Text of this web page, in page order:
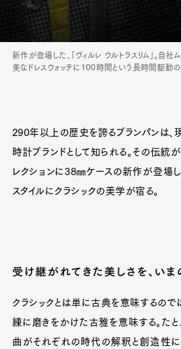
新作が登場した、「ヴィルレ ウルトラスリム」。自社
美なドレスウォッチに100時間という長時間駆動の
290年以上の歴史を誇るブランパンは、
時計ブランドとして知られる。その伝統が
レクションに38㎜ケースの新作が登場
スタイルにクラシックの美学が宿る。
受け継がれてきた美しさを、い
クラシックとは単に古典を意味するので
練に磨きをかけた古雅を意味する。たと
曲がそれぞれの時代の解釈と創造性に